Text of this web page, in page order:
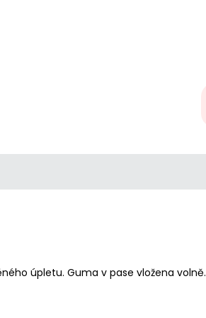
úpletu. Guma v pase vložena volně.